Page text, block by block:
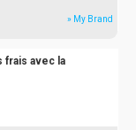
» My Brand
frais avec la